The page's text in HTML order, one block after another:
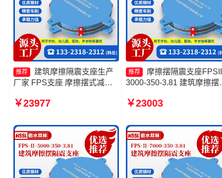
推荐
建筑摩擦隔震支座生产
厂家 FPS支座 摩擦摆式减震
FPSII-10000-300-3.48厂家
￥23977
推荐
摩擦摆隔震支座
3000-350-3.81 建筑摩擦摆
FPSII-7000-350-3.81生产
1000-350-3.81厂家
￥23003